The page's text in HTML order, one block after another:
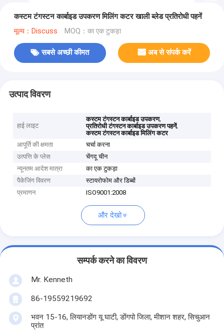
कस्टम टंगस्टन कार्बाइड उपकरण मिलिंग कटर खाली ब्लेड प्रतिरोधी पहनें
मूल्य：Discuss MOQ：का एक टुकड़ा
सबसे अच्छी कीमत अब से संपर्क करें
उत्पाद विवरण
हाई लाइट
कस्टम टंगस्टन कार्बाइड उपकरण,
प्रतिरोधी टंगस्टन कार्बाइड उपकरण पहनें,
कस्टम टंगस्टन कार्बाइड मिलिंग कटर
आपूर्ति की क्षमता
चर्चा करना
उत्पत्ति के प्लेस
चेंगदू चीन
न्यूनतम आदेश मात्रा
का एक टुकड़ा
पैकेजिंग विवरण
स्टायरोफोम और डिब्बों
प्रमाणन
ISO9001:2008
और देखो
सम्पर्क करने का विवरण
Mr. Kenneth
86-19559219692
भवन 15-16, लियानडोंग यू घाटी, डोंगपो जिला, मीशान शहर, सिचुआन
प्रांत